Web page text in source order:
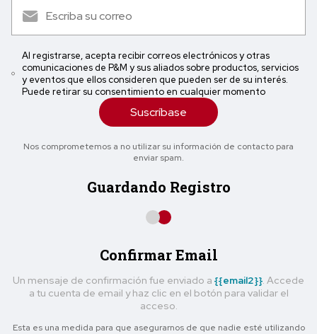
Al registrarse, acepta recibir correos electrónicos y otras
comunicaciones de P&M y sus aliados sobre productos, servicios
y eventos que ellos consideren que pueden ser de su interés.
Puede retirar su consentimiento en cualquier momento
Suscríbase
Nos comprometemos a no utilizar su información de contacto para
enviar spam.
Guardando Registro
Confirmar Email
Un mensaje de confirmación fue enviado a {{email2}} . Accede
a tu cuenta de email y haz clic en el botón para validar el
acceso.
Esta es una medida para que asegurarnos de que nadie esté utilizando